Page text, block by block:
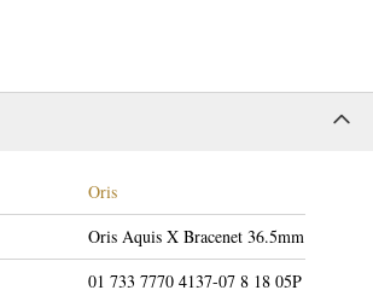
Oris
Oris Aquis X Bracenet 36.5mm
01 733 7770 4137-07 8 18 05P